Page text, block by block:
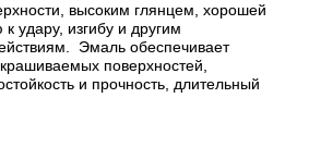
высоким глянцем, хорошей
удару, изгибу и другим
Эмаль обеспечивает
поверхностей,
и прочность, длительный